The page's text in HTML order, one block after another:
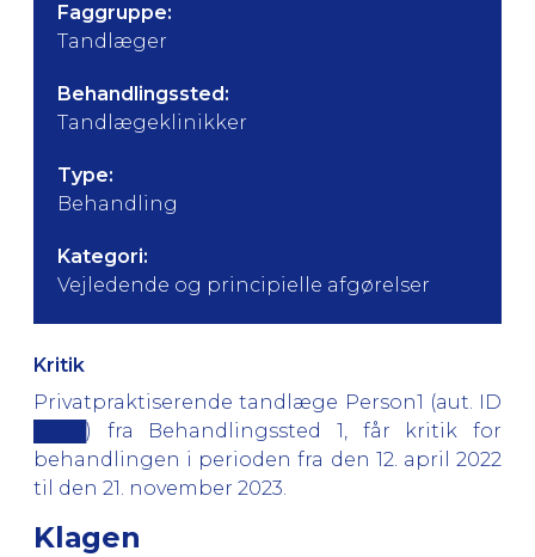
Faggruppe:
Tandlæger
Behandlingssted:
Tandlægeklinikker
Type:
Behandling
Kategori:
Vejledende og principielle afgørelser
Kritik
Privatpraktiserende tandlæge Person1 (aut. ID
████) fra Behandlingssted 1, får kritik for
behandlingen i perioden fra den 12. april 2022
til den 21. november 2023.
Klagen